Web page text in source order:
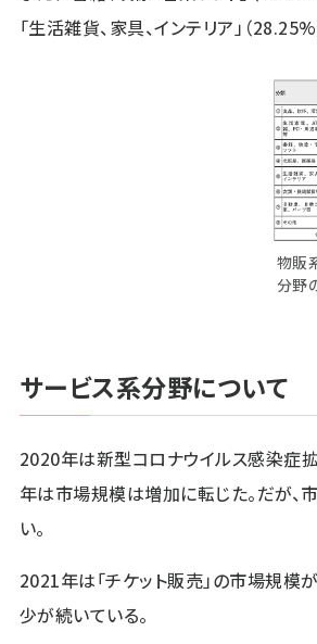
「生活雑貨、家具、インテリア」（
物販
分野
サービス系分野について
2020年は新型コロナウイルス感染症
年は市場規模は増加に転じた。だが、
い。
2021年は「チケット販売」の市場規模
少が続いている。